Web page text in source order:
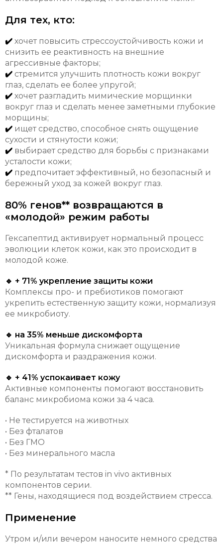
Для тех, кто:
✔️ хочет повысить стрессоустойчивость кожи и
снизить ее реактивность на внешние
агрессивные факторы;
✔️ стремится улучшить плотность кожи вокруг
глаз, сделать ее более упругой;
✔️ хочет разгладить мимические морщинки
вокруг глаз и сделать менее заметными глубокие
морщины;
✔️ ищет средство, способное снять ощущение
сухости и стянутости кожи;
✔️ выбирает средство для борьбы с признаками
усталости кожи;
✔️ предпочитает эффективный, но безопасный и
бережный уход за кожей вокруг глаз.
80% генов** возвращаются в
«молодой» режим работы
Гексапептид активирует нормальный процесс
эволюции клеток кожи, как это происходит в
молодой коже.
🔹 + 71% укрепление защиты кожи
Комплексы про- и пребиотиков помогают
укрепить естественную защиту кожи, нормализуя
ее микробиоту.
🔹 на 35% меньше дискомфорта
Уникальная формула снижает ощущение
дискомфорта и раздражения кожи.
🔹 + 41% успокаивает кожу
Активные компоненты помогают восстановить
баланс микробиома кожи за 4 часа.
• Не тестируется на животных
• Без фталатов
• Без ГМО
• Без минерального масла
* По результатам тестов in vivo активных
компонентов серии.
** Гены, находящиеся под воздействием стресса.
Применение
Утром и/или вечером наносите немного средства